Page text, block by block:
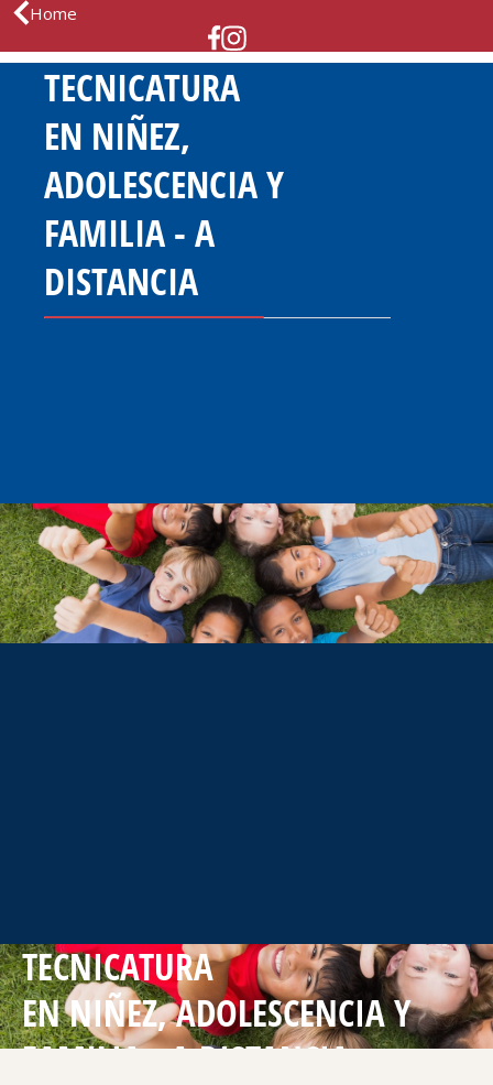
Home
TECNICATURA
EN NIÑEZ,
ADOLESCENCIA Y
FAMILIA - A
DISTANCIA
TECNICATURA
EN NIÑEZ, ADOLESCENCIA Y
FAMILIA - A DISTANCIA